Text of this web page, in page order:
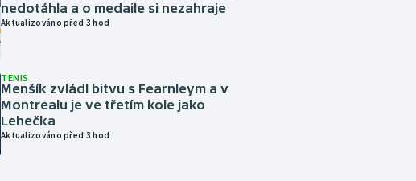
nedotáhla a o medaile si nezahraje
Aktualizováno před 3 hod
TENIS
Menšík zvládl bitvu s Fearnleym a v
Montrealu je ve třetím kole jako
Lehečka
Aktualizováno před 3 hod